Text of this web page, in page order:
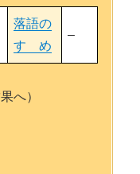
落語の
すゝめ
–
へ）